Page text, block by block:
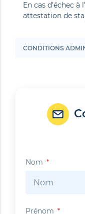
En cas d’échec à
attestation de
CONDITIONS
Nom
Prénom